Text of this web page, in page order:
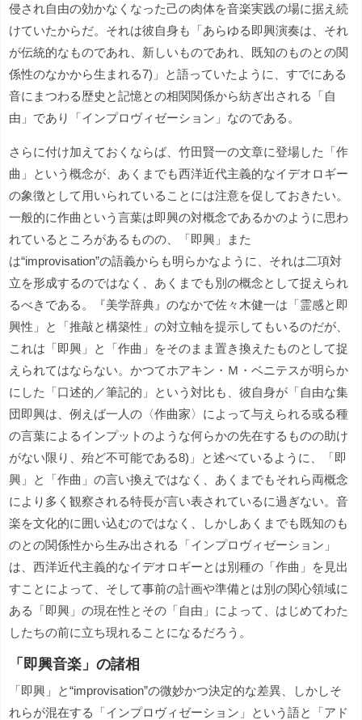
侵され自由の効かなくなった己の肉体を音楽実践の場に据え続
けていたからだ。それは彼自身も「あらゆる即興演奏は、それ
が伝統的なものであれ、新しいものであれ、既知のものとの関
係性のなかから生まれる7)」と語っていたように、すでにある
音にまつわる歴史と記憶との相関関係から紡ぎ出される「自
由」であり「インプロヴィゼーション」なのである。
さらに付け加えておくならば、竹田賢一の文章に登場した「作
曲」という概念が、あくまでも西洋近代主義的なイデオロギー
の象徴として用いられていることには注意を促しておきたい。
一般的に作曲という言葉は即興の対概念であるかのように思わ
れているところがあるものの、「即興」また
は“improvisation”の語義からも明らかなように、それは二項対
立を形成するのではなく、あくまでも別の概念として捉えられ
るべきである。『美学辞典』のなかで佐々木健一は「霊感と即
興性」と「推敲と構築性」の対立軸を提示してもいるのだが、
これは「即興」と「作曲」をそのまま置き換えたものとして捉
えられてはならない。かつてホアキン・Ｍ・ベニテスが明らか
にした「口述的／筆記的」という対比も、彼自身が「自由な集
団即興は、例えば一人の〈作曲家〉によって与えられる或る種
の言葉によるインプットのような何らかの先在するものの助け
がない限り、殆ど不可能である8)」と述べているように、「即
興」と「作曲」の言い換えではなく、あくまでもそれら両概念
により多く観察される特長が言い表されているに過ぎない。音
楽を文化的に囲い込むのではなく、しかしあくまでも既知のも
のとの関係性から生み出される「インプロヴィゼーション」
は、西洋近代主義的なイデオロギーとは別種の「作曲」を見出
すことによって、そして事前の計画や準備とは別の関心領域に
ある「即興」の現在性とその「自由」によって、はじめてわた
したちの前に立ち現れることになるだろう。
「即興音楽」の諸相
「即興」と“improvisation”の微妙かつ決定的な差異、しかしそ
れらが混在する「インプロヴィゼーション」という語と「アド